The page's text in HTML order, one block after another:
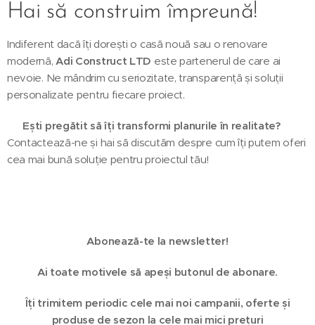
Hai să construim împreună! 🏗️
Indiferent dacă îți dorești o casă nouă sau o renovare
modernă,Adi Construct LTD este partenerul de care ai
nevoie. Ne mândrim cu seriozitate, transparență și soluții
personalizate pentru fiecare proiect.
Ești pregătit să îți transformi planurile în realitate?
Contactează-ne și hai să discutăm despre cum îți putem oferi
cea mai bună soluție pentru proiectul tău! 🤝✨
Abonează-te la newsletter!
Ai toate motivele să apeși butonul de abonare.
Îți trimitem periodic cele mai noi campanii, oferte și
produse de sezon la cele mai mici prețuri